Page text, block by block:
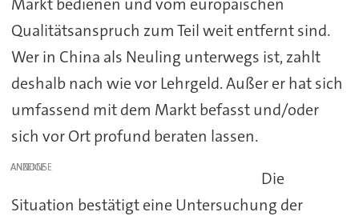
Qualitätsanspruch zum Teil weit entfernt sind.
Wer in China als Neuling unterwegs ist, zahlt
deshalb nach wie vor Lehrgeld. Außer er hat sich
umfassend mit dem Markt befasst und/oder
sich vor Ort profund beraten lassen.
ANZEIGE
Die
Situation bestätigt eine Untersuchung der